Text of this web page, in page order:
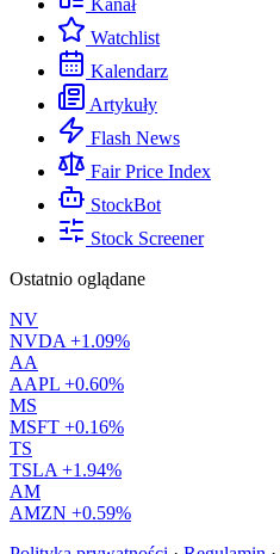
Kanał
Watchlist
Kalendarz
Artykuły
Flash News
Fair Price Index
StockBot
Stock Screener
Ostatnio oglądane
NV
NVDA +1.09%
AA
AAPL +0.60%
MS
MSFT +0.16%
TS
TSLA +1.94%
AM
AMZN +0.59%